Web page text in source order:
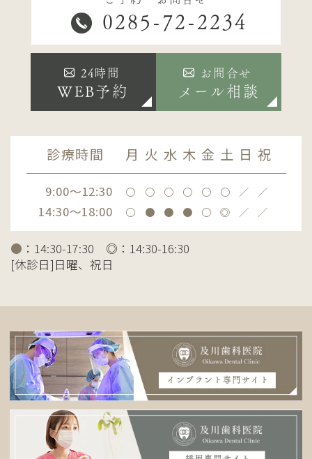
0285-72-2234
24時間
WEB予約
お問合せ
メール相談
診療時間 月 火 水 木 金 土 日 祝
9:00～12:30 〇 〇 〇 〇 〇 〇 ／ ／
14:30～18:00 〇 ● ● ● 〇 ◎ ／ ／
● ：14:30-17:30 ◎：14:30-16:30
[休診日]日曜、祝日